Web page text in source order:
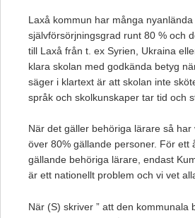
Laxå kommun har många
självförsörjningsgrad runt 80 % och
till Laxå från t. ex Syrien, Ukraina
klara skolan med godkända betyg
säger i klartext är att skolan inte
språk och skolkunskaper tar tid och
När det gäller behöriga lärare så
över 80% gällande personer. För
gällande behöriga lärare, endast
är ett nationellt problem och vi vet
När (S) skriver ” att den